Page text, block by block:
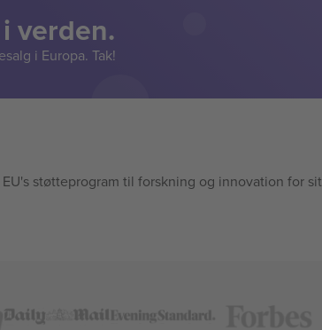
verden.
i Europa. Tak!
støtteprogram til forskning og innovation for sit